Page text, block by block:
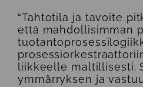
“Tahtotila ja tavoite
että mahdollisimman
liikkeelle maltillisesti.
ymmärryksen ja